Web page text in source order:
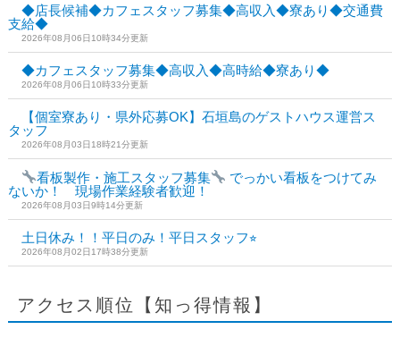
◆店長候補◆カフェスタッフ募集◆高収入◆寮あり◆交通費
支給◆
2026年08月06日10時34分更新
◆カフェスタッフ募集◆高収入◆高時給◆寮あり◆
2026年08月06日10時33分更新
【個室寮あり・県外応募OK】石垣島のゲストハウス運営ス
タッフ
2026年08月03日18時21分更新
看板製作・施工スタッフ募集
でっかい看板をつけてみ
ないか！ 現場作業経験者歓迎！
2026年08月03日9時14分更新
土日休み！！平日のみ！平日スタッフ⭐︎
2026年08月02日17時38分更新
アクセス順位【知っ得情報】